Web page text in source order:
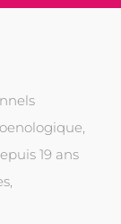
19 ans